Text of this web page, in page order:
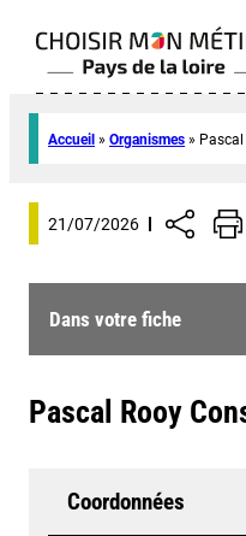
Accueil » Organismes »
21/07/2026
Dans votre fiche
Pascal Rooy
Coordonnées